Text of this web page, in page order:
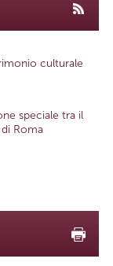
culturale
speciale tra il
Roma